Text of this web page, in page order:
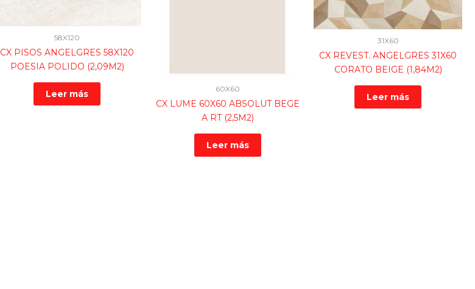
58X120
CX PISOS ANGELGRES 58X120
POESIA POLIDO (2,09M2)
Leer más 60X60
CX LUME 60X60 ABSOLUT BEGE
A RT (2,5M2)
Leer más
31X60
CX REVEST. ANGELGRES 31X60
CORATO BEIGE (1,84M2)
Leer más